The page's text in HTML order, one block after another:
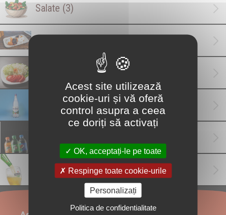
Salate (3)
(1)
(2)
Acest site utilizează
cookie-uri și vă oferă
control asupra a ceea
ce doriți să activați
OK, acceptați-le pe toate
Respinge toate cookie-urile
Personalizați
Politica de confidentialitate